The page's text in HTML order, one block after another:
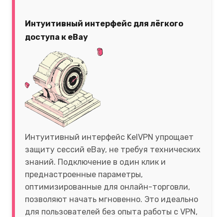
Интуитивный интерфейс для лёгкого
доступа к eBay
Интуитивный интерфейс KelVPN упрощает
защиту сессий eBay, не требуя технических
знаний. Подключение в один клик и
преднастроенные параметры,
оптимизированные для онлайн-торговли,
позволяют начать мгновенно. Это идеально
для пользователей без опыта работы с VPN,